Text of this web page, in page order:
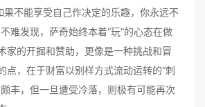
果不能享受自己作决定的乐趣，你永远不
难发现，萨奇始终本着“玩”的心态在做
家的开掘和赞助，更像是一种挑战和冒
，在于财富以别样方式流动运转的“刺
丰，但一旦遭受冷落，则极有可能再次